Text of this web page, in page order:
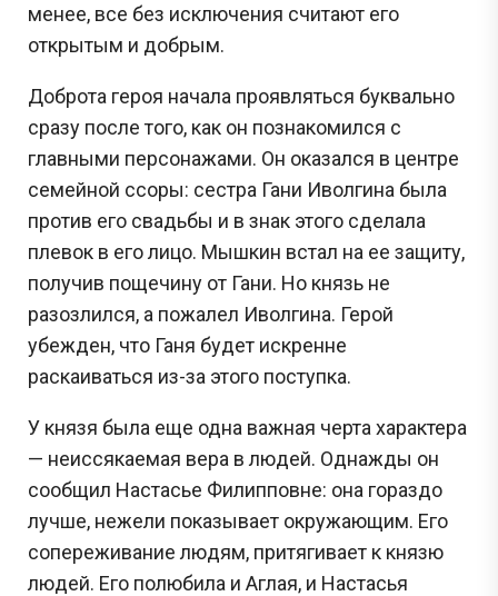
менее, все без исключения считают его
открытым и добрым.
Доброта героя начала проявляться буквально
сразу после того, как он познакомился с
главными персонажами. Он оказался в центре
семейной ссоры: сестра Гани Иволгина была
против его свадьбы и в знак этого сделала
плевок в его лицо. Мышкин встал на ее защиту,
получив пощечину от Гани. Но князь не
разозлился, а пожалел Иволгина. Герой
убежден, что Ганя будет искренне
раскаиваться из-за этого поступка.
У князя была еще одна важная черта характера
— неиссякаемая вера в людей. Однажды он
сообщил Настасье Филипповне: она гораздо
лучше, нежели показывает окружающим. Его
сопереживание людям, притягивает к князю
людей. Его полюбила и Аглая, и Настасья